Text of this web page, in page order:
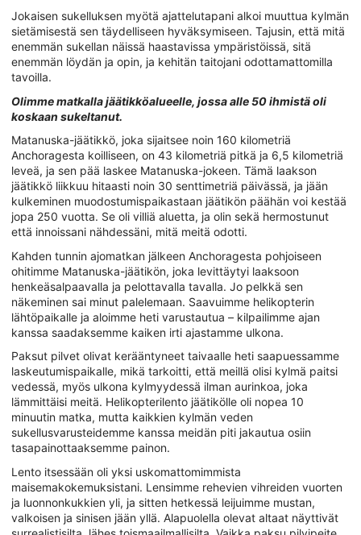
Jokaisen sukelluksen myötä ajattelutapani alkoi muuttua kylmän
sietämisestä sen täydelliseen hyväksymiseen. Tajusin, että mitä
enemmän sukellan näissä haastavissa ympäristöissä, sitä
enemmän löydän ja opin, ja kehitän taitojani odottamattomilla
tavoilla.
Olimme matkalla jäätikköalueelle, jossa alle 50 ihmistä oli
koskaan sukeltanut.
Matanuska-jäätikkö, joka sijaitsee noin 160 kilometriä
Anchoragesta koilliseen, on 43 kilometriä pitkä ja 6,5 kilometriä
leveä, ja sen pää laskee Matanuska-jokeen. Tämä laakson
jäätikkö liikkuu hitaasti noin 30 senttimetriä päivässä, ja jään
kulkeminen muodostumispaikastaan jäätikön päähän voi kestää
jopa 250 vuotta. Se oli villiä aluetta, ja olin sekä hermostunut
että innoissani nähdessäni, mitä meitä odotti.
Kahden tunnin ajomatkan jälkeen Anchoragesta pohjoiseen
ohitimme Matanuska-jäätikön, joka levittäytyi laaksoon
henkeäsalpaavalla ja pelottavalla tavalla. Jo pelkkä sen
näkeminen sai minut palelemaan. Saavuimme helikopterin
lähtöpaikalle ja aloimme heti varustautua – kilpailimme ajan
kanssa saadaksemme kaiken irti ajastamme ulkona.
Paksut pilvet olivat kerääntyneet taivaalle heti saapuessamme
laskeutumispaikalle, mikä tarkoitti, että meillä olisi kylmä paitsi
vedessä, myös ulkona kylmyydessä ilman aurinkoa, joka
lämmittäisi meitä. Helikopterilento jäätikölle oli nopea 10
minuutin matka, mutta kaikkien kylmän veden
sukellusvarusteidemme kanssa meidän piti jakautua osiin
tasapainottaaksemme painon.
Lento itsessään oli yksi uskomattomimmista
maisemakokemuksistani. Lensimme rehevien vihreiden vuorten
ja luonnonkukkien yli, ja sitten hetkessä leijuimme mustan,
valkoisen ja sinisen jään yllä. Alapuolella olevat altaat näyttivät